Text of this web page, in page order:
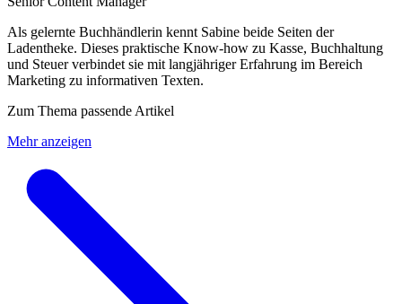
Als gelernte Buchhändlerin kennt Sabine beide Seiten der
Ladentheke. Dieses praktische Know-how zu Kasse, Buchhaltung
und Steuer verbindet sie mit langjähriger Erfahrung im Bereich
Marketing zu informativen Texten.
Zum Thema passende Artikel
Mehr anzeigen